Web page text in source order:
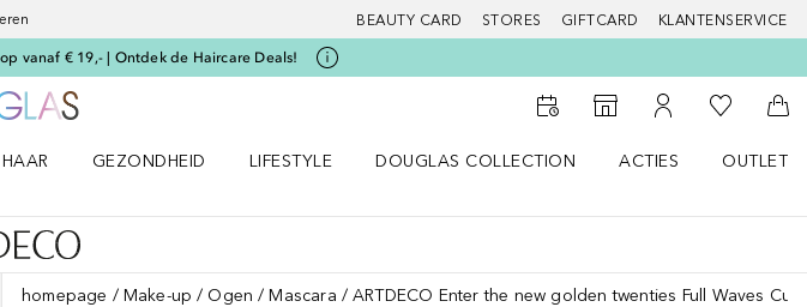
BEAUTY CARD STORES GIFTCARD KLANTENSERVICE
vanaf € 19,- | Ontdek de Haircare Deals!
Naar StorefinderNaar Mijn Account
Naar Mijn
HAAR
GEZONDHEID
LIFESTYLE
DOUGLAS COLLECTION
ACTIES
OUTLET
homepage Make-up Ogen Mascara ARTDECO Enter the new golden twenties Full Waves